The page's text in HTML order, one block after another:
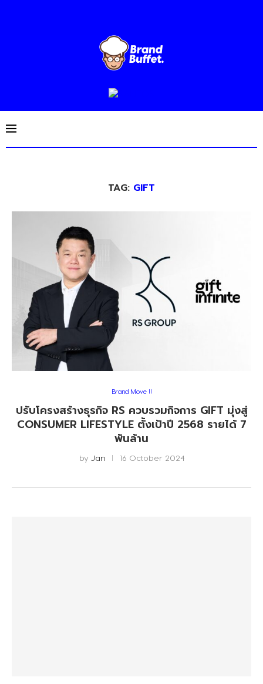
TAG: GIFT
Brand Move !!
ปรับโครงสร้างธุรกิจ RS ควบรวมกิจการ GIFT มุ่งสู่
CONSUMER LIFESTYLE ตั้งเป้าปี 2568 รายได้ 7
พันล้าน
by Jan 16 October 2024